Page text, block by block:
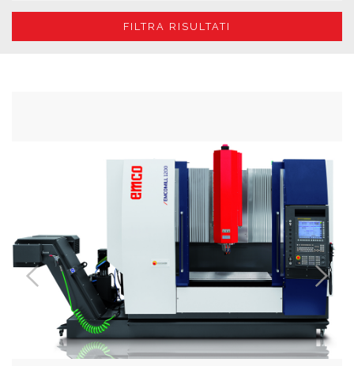
FILTRA RISULTATI